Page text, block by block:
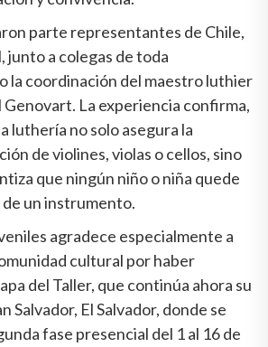
parte representantes de Chile,
junto a colegas de toda
la coordinación del maestro luthier
La experiencia confirma,
luthería no solo asegura la
de violines, violas o cellos, sino
que ningún niño o niña quede
un instrumento.
agradece especialmente a
cultural por haber
del Taller, que continúa ahora su
Salvador, El Salvador, donde se
fase presencial del 1 al 16 de